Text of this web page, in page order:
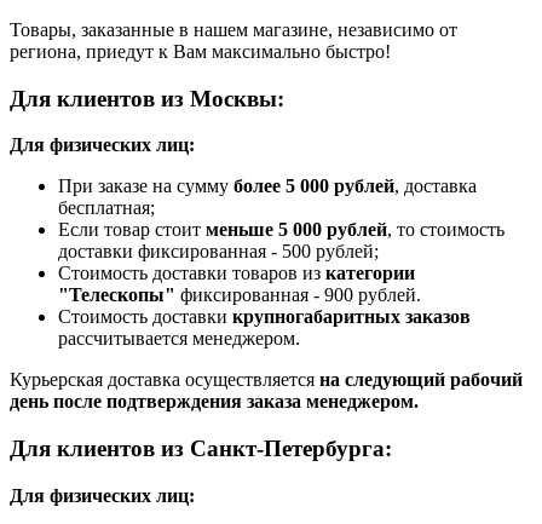
Товары, заказанные в нашем магазине, независимо от
региона, приедут к Вам максимально быстро!
Для клиентов из Москвы:
Для физических лиц:
При заказе на сумму более 5 000 рублей, доставка
бесплатная;
Если товар стоит меньше 5 000 рублей, то стоимость
доставки фиксированная - 500 рублей;
Стоимость доставки товаров из категории
"Телескопы" фиксированная - 900 рублей.
Стоимость доставки крупногабаритных заказов
рассчитывается менеджером.
Курьерская доставка осуществляется на следующий рабочий
день после подтверждения заказа менеджером.
Для клиентов из Санкт-Петербурга:
Для физических лиц: